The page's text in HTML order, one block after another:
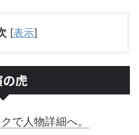
[表示]
の虎
で人物詳細へ。